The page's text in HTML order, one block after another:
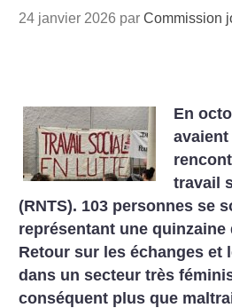
24 janvier 2026 parCommission
En
travail
(RNTS). 103 personnes se
représentant une quinzaine
Retour sur les échanges et
dans un secteur très
conséquent plus que